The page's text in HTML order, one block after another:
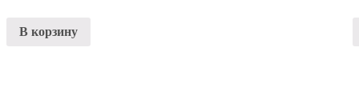
В корзину